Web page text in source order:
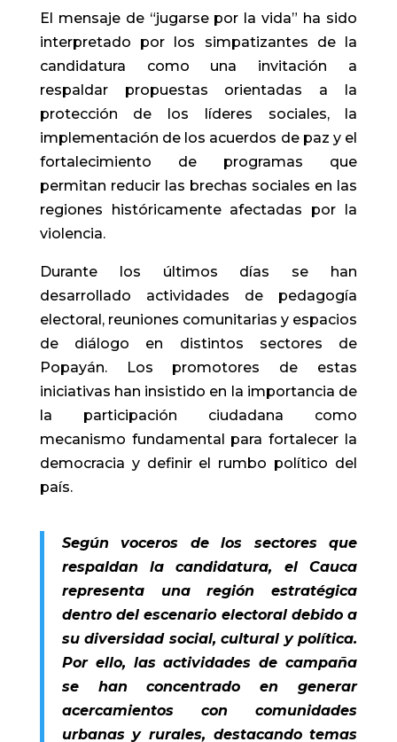
El mensaje de “jugarse por la vida” ha sido
interpretado por los simpatizantes de la
candidatura como una invitación a
respaldar propuestas orientadas a la
protección de los líderes sociales, la
implementación de los acuerdos de paz y el
fortalecimiento de programas que
permitan reducir las brechas sociales en las
regiones históricamente afectadas por la
violencia.
Durante los últimos días se han
desarrollado actividades de pedagogía
electoral, reuniones comunitarias y espacios
de diálogo en distintos sectores de
Popayán. Los promotores de estas
iniciativas han insistido en la importancia de
la participación ciudadana como
mecanismo fundamental para fortalecer la
democracia y definir el rumbo político del
país.
Según voceros de los sectores que
respaldan la candidatura, el Cauca
representa una región estratégica
dentro del escenario electoral debido a
su diversidad social, cultural y política.
Por ello, las actividades de campaña
se han concentrado en generar
acercamientos con comunidades
urbanas y rurales, destacando temas